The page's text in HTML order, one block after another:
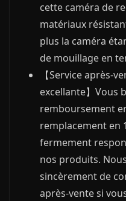
cette caméra de
matériaux
plus la caméra
de mouillage en
【Service après-
excellante】Vous
remboursement
remplacement en
fermement
nos produits.
sincèrement de
après-vente si